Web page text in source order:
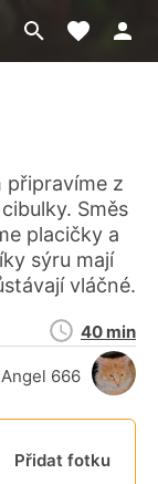
Přejít
na
Moje
připravíme z
Směs
placičky a
sýru mají
vláčné.
Angel 666
Doba
přípravy
40 min
Přidat fotku